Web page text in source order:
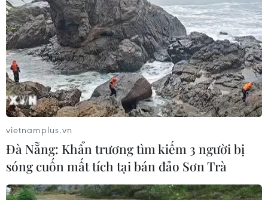
Nước thải từ máy bay có thể giúp
phát hiện sớm nguy cơ đại dịch
06/08/2026 22:30
Tây Ban Nha: 100 người thiệt mạng
trong vụ vượt biển ồ ạt vào Ceuta
06/08/2026 16:03
Đức tuyên án chung thân đối tượng
vietnamplus.vn
Đà Nẵng: Khẩn trương tìm kiếm 3 người bị
sóng cuốn mất tích tại bán đảo Sơn Trà